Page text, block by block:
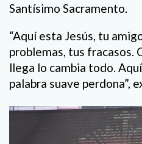
Santísimo Sacramento.
“Aquí esta Jesús, tu
problemas, tus fracasos.
llega lo cambia todo.
palabra suave perdona”,